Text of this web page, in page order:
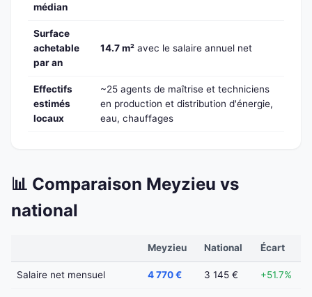
médian
Surface
achetable
par an
14.7 m² avec le salaire annuel net
Effectifs
estimés
locaux
~25 agents de maîtrise et techniciens
en production et distribution d'énergie,
eau, chauffages
📊 Comparaison Meyzieu vs
national
Meyzieu National Écart
Salaire net mensuel 4 770 € 3 145 € +51.7%